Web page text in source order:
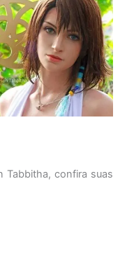
Tabbitha, confira suas